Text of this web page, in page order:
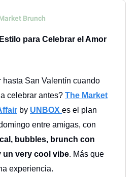
Brunch
para Celebrar el Amor
hasta San Valentín cuando
celebrar antes? The Market
by UNBOX es el plan
entre amigas, con
bubbles, brunch con
un very cool vibe. Más que
experiencia.